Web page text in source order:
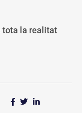
tota la realitat